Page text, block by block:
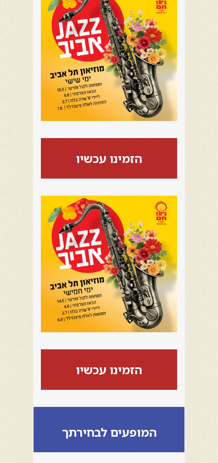
הזמינו עכשיו
הזמינו עכשיו
המופעים לבחירתך